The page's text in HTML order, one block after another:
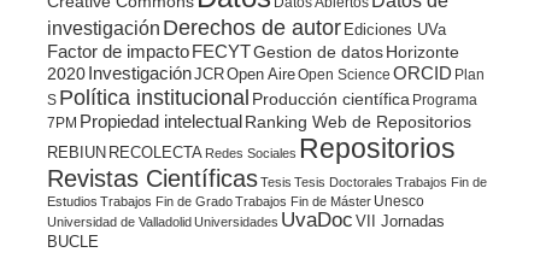
investigación Derechos de autor Ediciones UVa
Factor de impactoFECYTGestion de datosHorizonte
2020InvestigaciónJCROpen AireOpen Science ORCID Plan
S Política institucional Producción científica Programa
7PM Propiedad intelectualRanking Web de Repositorios
REBIUN RECOLECTA Redes Sociales Repositorios
Revistas CientíficasTesis Tesis Doctorales Trabajos Fin de
Estudios Trabajos Fin de GradoTrabajos Fin de Máster Unesco
Universidad de ValladolidUniversidades UvaDoc VII Jornadas
BUCLE